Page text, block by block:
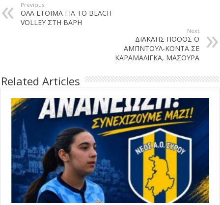
Previous
ΟΛΑ ΕΤΟΙΜΑ ΓΙΑ ΤΟ BEACH
VOLLEY ΣΤΗ ΒΑΡΗ
Next
ΔΙΑΚΑΗΣ ΠΟΘΟΣ Ο
ΑΜΠΝΤΟΥΛ-ΚΟΝΤΑ ΣΕ
ΚΑΡΑΜΑΛΙΓΚΑ, ΜΑΣΟΥΡΑ
Related Articles